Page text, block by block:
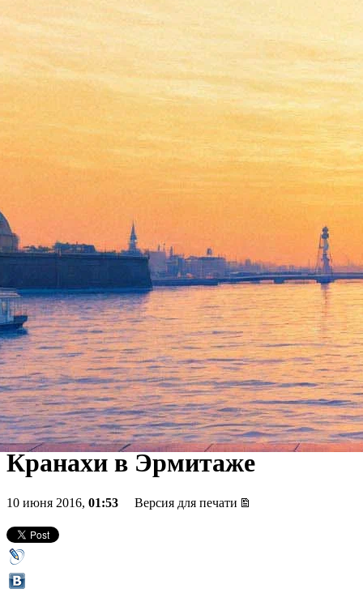
Куда пойти 10-13 июня:
Космический огород в
Михайловском, «Игра
престолов» в Выборге,
Кранахи в Эрмитаже
10 июня 2016, 01:53 Версия для печати